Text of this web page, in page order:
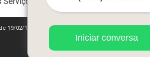
19/02/1998)
Iniciar conversa